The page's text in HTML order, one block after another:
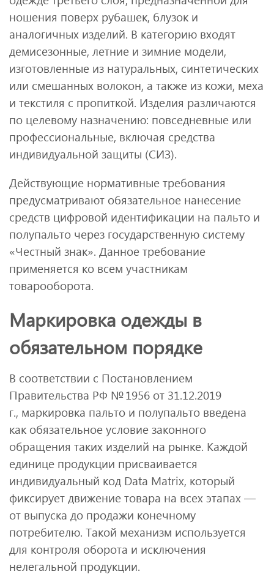
ношения поверх рубашек, блузок и
аналогичных изделий. В категорию входят
демисезонные, летние и зимние модели,
изготовленные из натуральных, синтетических
или смешанных волокон, а также из кожи, меха
и текстиля с пропиткой. Изделия различаются
по целевому назначению: повседневные или
профессиональные, включая средства
индивидуальной защиты (СИЗ).
Действующие нормативные требования
предусматривают обязательное нанесение
средств цифровой идентификации на пальто и
полупальто через государственную систему
«Честный знак». Данное требование
применяется ко всем участникам
товарооборота.
Маркировка одежды в
обязательном порядке
В соответствии с Постановлением
Правительства РФ № 1956 от 31.12.2019
г., маркировка пальто и полупальто введена
как обязательное условие законного
обращения таких изделий на рынке. Каждой
единице продукции присваивается
индивидуальный код Data Matrix, который
фиксирует движение товара на всех этапах —
от выпуска до продажи конечному
потребителю. Такой механизм используется
для контроля оборота и исключения
нелегальной продукции.